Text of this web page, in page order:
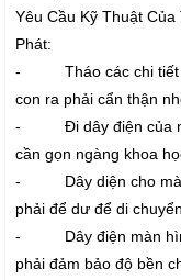
Yêu Cầu Kỹ Thuật
Phát:
- Tháo các chi tiết
con ra phải cẩn thận
- Đi dây điện của
cần gọn ngàng khoa
- Dây diện cho màn
phải để dư để di
- Dây điện màn hình
phải đảm bảo độ bền